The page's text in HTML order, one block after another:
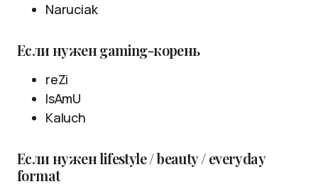
Naruciak
Если нужен gaming-корень
reZi
IsAmU
Kaluch
Если нужен lifestyle / beauty / everyday
format